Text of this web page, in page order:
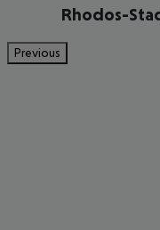
Rhodos-
Previous